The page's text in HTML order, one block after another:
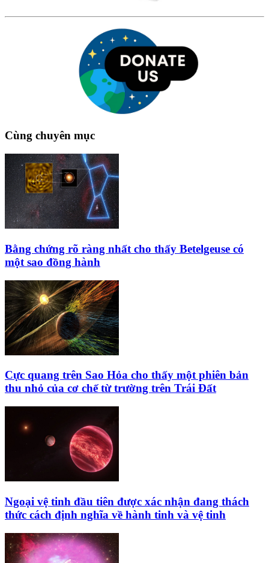
Cùng chuyên mục
Bằng chứng rõ ràng nhất cho thấy Betelgeuse có
một sao đồng hành
Cực quang trên Sao Hỏa cho thấy một phiên bản
thu nhỏ của cơ chế từ trường trên Trái Đất
Ngoại vệ tinh đầu tiên được xác nhận đang thách
thức cách định nghĩa về hành tinh và vệ tinh